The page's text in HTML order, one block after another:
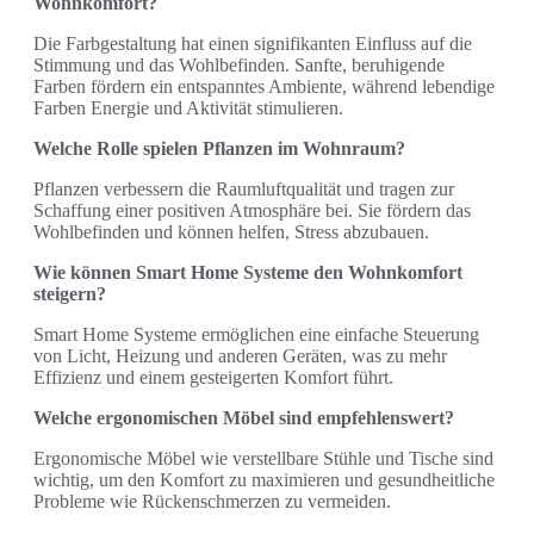
Die Farbgestaltung hat einen signifikanten Einfluss auf die
Stimmung und das Wohlbefinden. Sanfte, beruhigende
Farben fördern ein entspanntes Ambiente, während lebendige
Farben Energie und Aktivität stimulieren.
Welche Rolle spielen Pflanzen im Wohnraum?
Pflanzen verbessern die Raumluftqualität und tragen zur
Schaffung einer positiven Atmosphäre bei. Sie fördern das
Wohlbefinden und können helfen, Stress abzubauen.
Wie können Smart Home Systeme den Wohnkomfort
steigern?
Smart Home Systeme ermöglichen eine einfache Steuerung
von Licht, Heizung und anderen Geräten, was zu mehr
Effizienz und einem gesteigerten Komfort führt.
Welche ergonomischen Möbel sind empfehlenswert?
Ergonomische Möbel wie verstellbare Stühle und Tische sind
wichtig, um den Komfort zu maximieren und gesundheitliche
Probleme wie Rückenschmerzen zu vermeiden.